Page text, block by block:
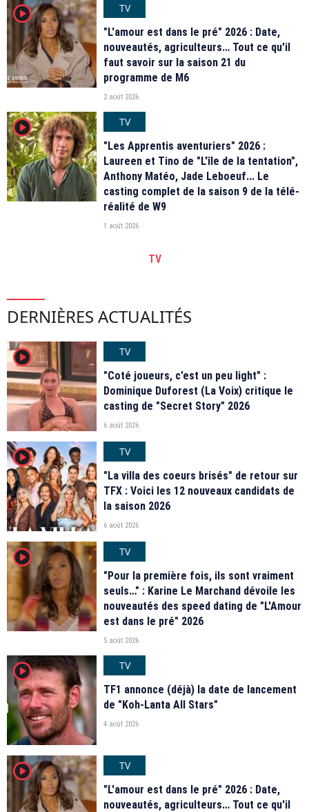
player2
TV
"L'amour est dans le pré" 2026 : Date,
nouveautés, agriculteurs… Tout ce qu'il
faut savoir sur la saison 21 du
programme de M6
2 août 2026
player2
TV
"Les Apprentis aventuriers" 2026 :
Laureen et Tino de "L'île de la tentation",
Anthony Matéo, Jade Leboeuf... Le
casting complet de la saison 9 de la télé-
réalité de W9
1 août 2026
TV
DERNIÈRES ACTUALITÉS
player2
TV
"Coté joueurs, c’est un peu light" :
Dominique Duforest (La Voix) critique le
casting de "Secret Story" 2026
6 août 2026
player2
TV
"La villa des coeurs brisés" de retour sur
TFX : Voici les 12 nouveaux candidats de
la saison 2026
6 août 2026
player2
TV
"Pour la première fois, ils sont vraiment
seuls…" : Karine Le Marchand dévoile les
nouveautés des speed dating de "L'Amour
est dans le pré" 2026
5 août 2026
player2
TV
TF1 annonce (déjà) la date de lancement
de "Koh-Lanta All Stars"
4 août 2026
player2
TV
"L'amour est dans le pré" 2026 : Date,
nouveautés, agriculteurs… Tout ce qu'il